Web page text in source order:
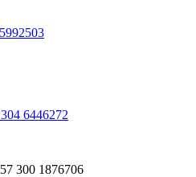
6446272
300 1876706